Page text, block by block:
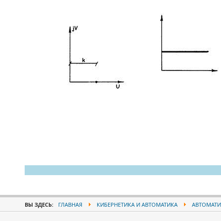
ВЫ ЗДЕСЬ: ГЛАВНАЯ КИБЕРНЕТИКА И АВТОМАТИКА